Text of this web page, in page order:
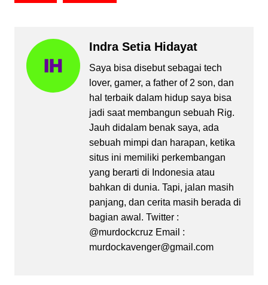
Indra Setia Hidayat
Saya bisa disebut sebagai tech
lover, gamer, a father of 2 son, dan
hal terbaik dalam hidup saya bisa
jadi saat membangun sebuah Rig.
Jauh didalam benak saya, ada
sebuah mimpi dan harapan, ketika
situs ini memiliki perkembangan
yang berarti di Indonesia atau
bahkan di dunia. Tapi, jalan masih
panjang, dan cerita masih berada di
bagian awal. Twitter :
@murdockcruz Email :
murdockavenger@gmail.com